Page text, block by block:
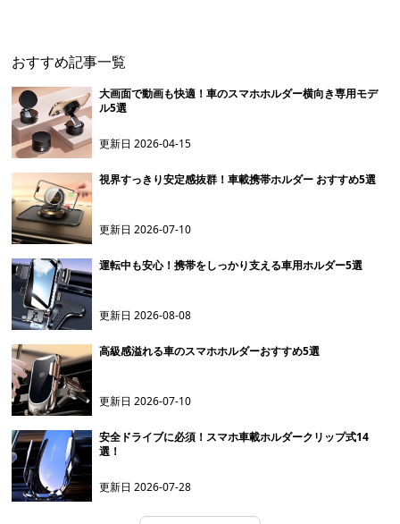
おすすめ記事一覧
大画面で動画も快適！車のスマホホルダー横向き専用モデ
ル5選
更新日2026-04-15
視界すっきり安定感抜群！車載携帯ホルダー おすすめ5選
更新日2026-07-10
運転中も安心！携帯をしっかり支える車用ホルダー5選
更新日2026-08-08
高級感溢れる車のスマホホルダーおすすめ5選
更新日2026-07-10
安全ドライブに必須！スマホ車載ホルダークリップ式14
選！
更新日2026-07-28